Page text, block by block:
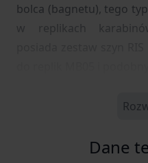
bolca (bagnetu), tego
w replikach
Dane